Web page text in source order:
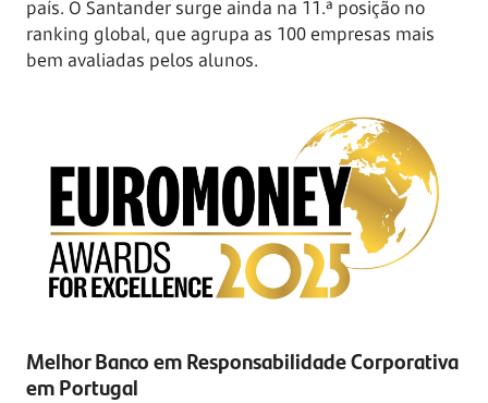
país. O Santander surge ainda na 11.ª posição no
ranking global, que agrupa as 100 empresas mais
bem avaliadas pelos alunos.
Melhor Banco em Responsabilidade Corporativa
em Portugal